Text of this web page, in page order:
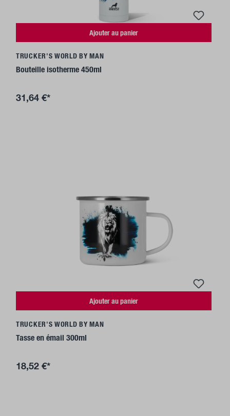
Ajouter au panier
TRUCKER'S WORLD BY MAN
Bouteille isotherme 450ml
31,64 €*
Ajouter au panier
TRUCKER'S WORLD BY MAN
Tasse en émail 300ml
18,52 €*